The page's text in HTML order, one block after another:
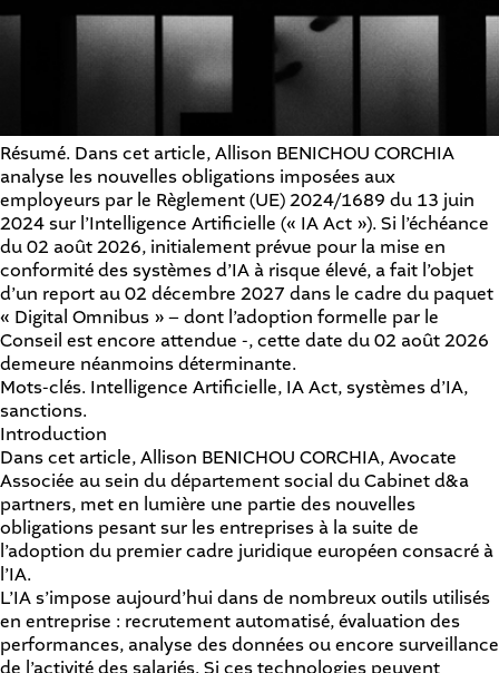
Résumé. Dans cet article, Allison BENICHOU CORCHIA
analyse les nouvelles obligations imposées aux
employeurs par le Règlement (UE) 2024/1689 du 13 juin
2024 sur l’Intelligence Artificielle (« IA Act »). Si l’échéance
du 02 août 2026, initialement prévue pour la mise en
conformité des systèmes d’IA à risque élevé, a fait l’objet
d’un report au 02 décembre 2027 dans le cadre du paquet
« Digital Omnibus » – dont l’adoption formelle par le
Conseil est encore attendue -, cette date du 02 août 2026
demeure néanmoins déterminante.
Mots-clés. Intelligence Artificielle, IA Act, systèmes d’IA,
sanctions.
Introduction
Dans cet article, Allison BENICHOU CORCHIA, Avocate
Associée au sein du département social du Cabinet d&a
partners, met en lumière une partie des nouvelles
obligations pesant sur les entreprises à la suite de
l’adoption du premier cadre juridique européen consacré à
l’IA.
L’IA s’impose aujourd’hui dans de nombreux outils utilisés
en entreprise : recrutement automatisé, évaluation des
performances, analyse des données ou encore surveillance
de l’activité des salariés. Si ces technologies peuvent